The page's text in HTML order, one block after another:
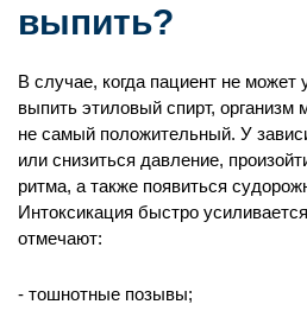
выпить?
В случае, когда пациент не может
выпить этиловый спирт, организм
не самый положительный. У
или снизиться давление,
ритма, а также появиться
Интоксикация быстро
отмечают:
тошнотные позывы;